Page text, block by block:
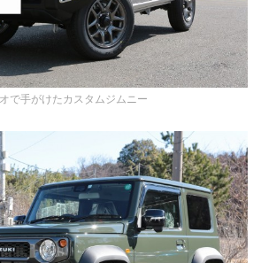
で手がけたカスタムジムニー